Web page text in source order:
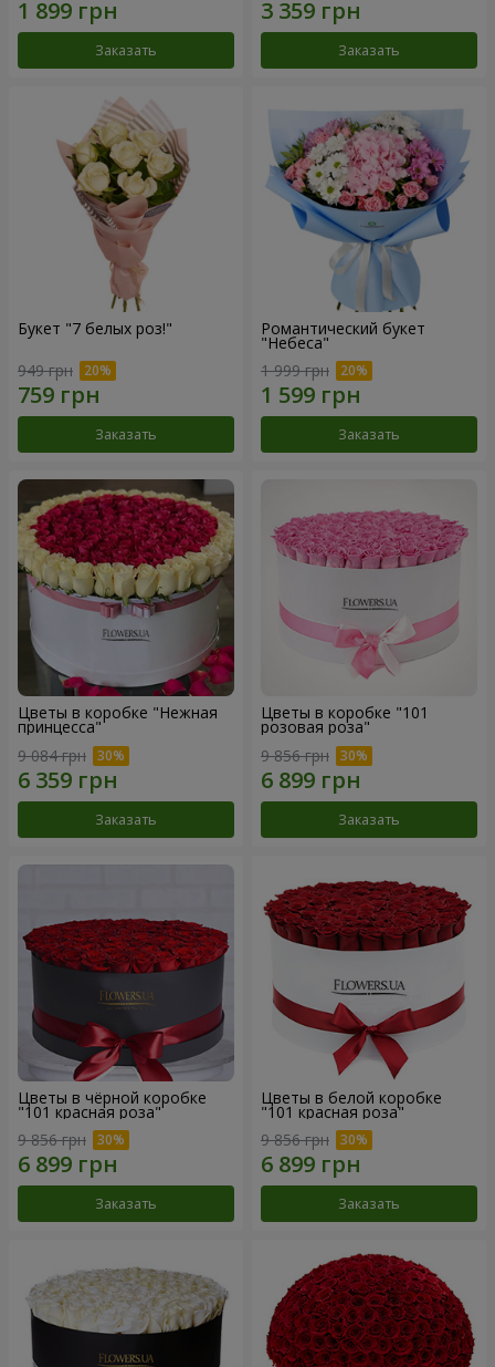
Заказать Заказать
Букет "7 белых роз!"
949 грн
Заказать
Романтический букет
"Небеса"
1 999 грн
Заказать
Цветы в коробке "Нежная
принцесса"
9 084 грн
Заказать
Цветы в коробке "101
розовая роза"
9 856 грн
Заказать
Цветы в чёрной коробке
"101 красная роза"
9 856 грн
Заказать
Цветы в белой коробке
"101 красная роза"
9 856 грн
Заказать